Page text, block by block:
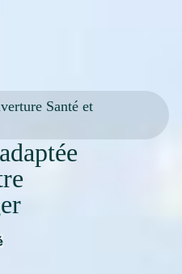
Santé et